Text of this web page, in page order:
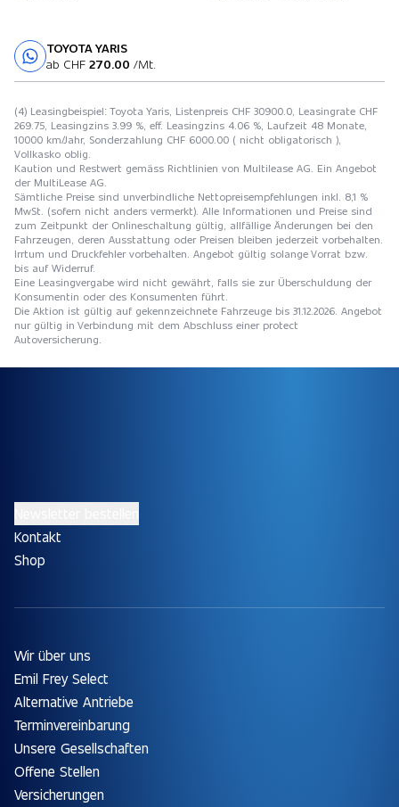
TOYOTA YARIS
ab CHF 270.00 /Mt.
(4) Leasingbeispiel: Toyota Yaris, Listenpreis CHF 30900.0, Leasingrate CHF
269.75, Leasingzins 3.99 %, eff. Leasingzins 4.06 %, Laufzeit 48 Monate,
10000 km/Jahr, Sonderzahlung CHF 6000.00 ( nicht obligatorisch ),
Vollkasko oblig.
Kaution und Restwert gemäss Richtlinien von Multilease AG. Ein Angebot
der MultiLease AG.
Sämtliche Preise sind unverbindliche Nettopreisempfehlungen inkl. 8,1 %
MwSt. (sofern nicht anders vermerkt). Alle Informationen und Preise sind
zum Zeitpunkt der Onlineschaltung gültig, allfällige Änderungen bei den
Fahrzeugen, deren Ausstattung oder Preisen bleiben jederzeit vorbehalten.
Irrtum und Druckfehler vorbehalten. Angebot gültig solange Vorrat bzw.
bis auf Widerruf.
Eine Leasingvergabe wird nicht gewährt, falls sie zur Überschuldung der
Konsumentin oder des Konsumenten führt.
Die Aktion ist gültig auf gekennzeichnete Fahrzeuge bis 31.12.2026. Angebot
nur gültig in Verbindung mit dem Abschluss einer protect
Autoversicherung.
Kontakt
Shop
Wir über uns
Emil Frey Select
Alternative Antriebe
Terminvereinbarung
Unsere Gesellschaften
Offene Stellen
Versicherungen